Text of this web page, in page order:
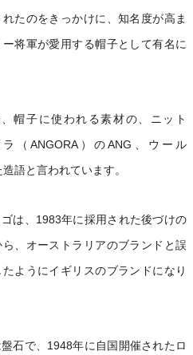
たのをきっかけに、知名度が高ま
将軍が愛用する帽子として有名に
、帽子に使われる素材の、ニット
（ANGORA）のANG、ウール
語と言われています。
は、1983年に採用された後づけの
、オーストラリアのブランドと誤
ようにイギリスのブランドになり
石で、1948年に自国開催されたロ